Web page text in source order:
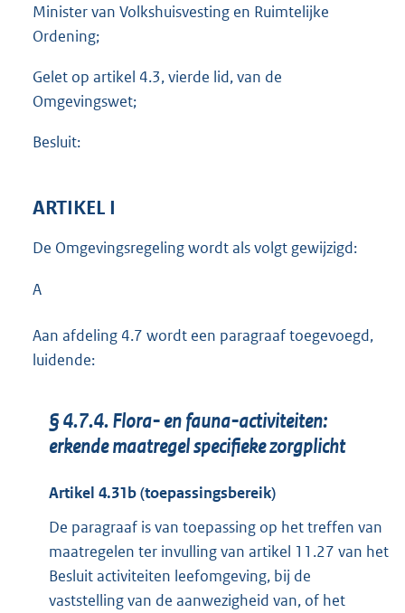
Minister van Volkshuisvesting en Ruimtelijke
Ordening;
Gelet op artikel 4.3, vierde lid, van de
Omgevingswet;
Besluit:
ARTIKEL I
De Omgevingsregeling wordt als volgt gewijzigd:
A
Aan afdeling 4.7 wordt een paragraaf toegevoegd,
luidende:
§ 4.7.4. Flora- en fauna-activiteiten:
erkende maatregel specifieke zorgplicht
Artikel 4.31b (toepassingsbereik)
De paragraaf is van toepassing op het treffen van
maatregelen ter invulling van artikel 11.27 van het
Besluit activiteiten leefomgeving, bij de
vaststelling van de aanwezigheid van, of het